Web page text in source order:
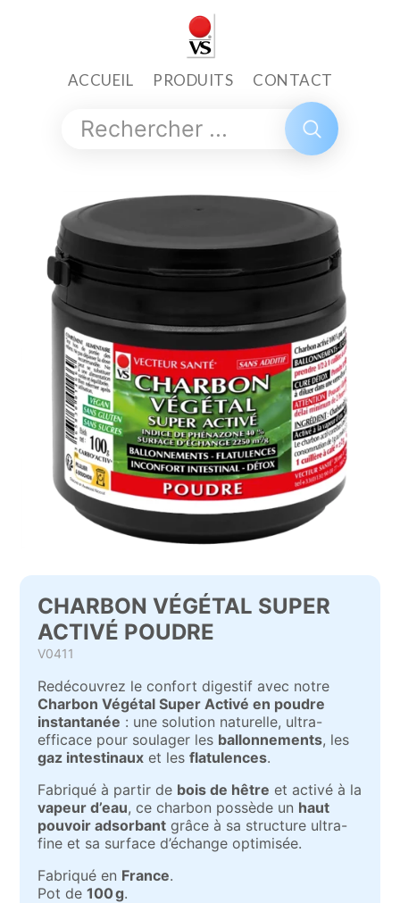
ACCUEIL PRODUITS CONTACT
CHARBON VÉGÉTAL SUPER
ACTIVÉ POUDRE
V0411
Redécouvrez le confort digestif avec notre
Charbon Végétal Super Activé en poudre
instantanée : une solution naturelle, ultra-
efficace pour soulager les ballonnements, les
gaz intestinaux et lesflatulences.
Fabriqué à partir de bois de hêtre et activé à la
vapeur d’eau, ce charbon possède un haut
pouvoir adsorbant grâce à sa structure ultra-
fine et sa surface d’échange optimisée.
Fabriqué en France.
Pot de100 g.